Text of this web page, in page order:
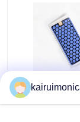
Kelembaban
Ozone Plate